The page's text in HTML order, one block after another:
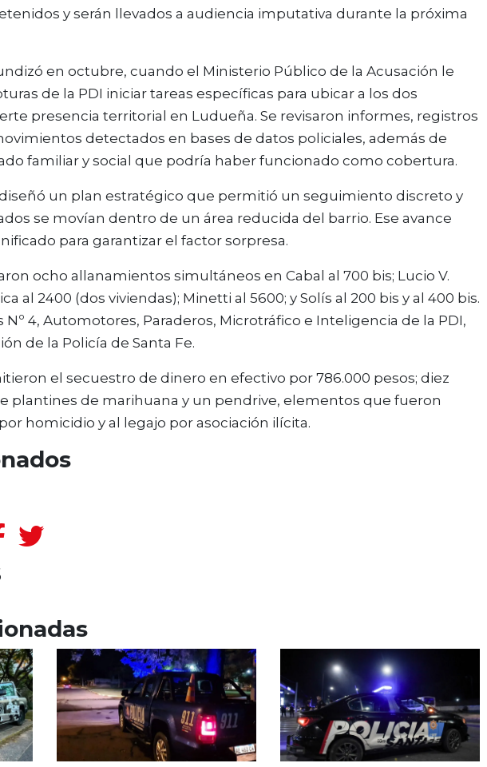
y serán llevados a audiencia imputativa durante la próxima
en octubre, cuando el Ministerio Público de la Acusación le
de la PDI iniciar tareas específicas para ubicar a los dos
presencia territorial en Ludueña. Se revisaron informes, registros
detectados en bases de datos policiales, además de
familiar y social que podría haber funcionado como cobertura.
un plan estratégico que permitió un seguimiento discreto y
se movían dentro de un área reducida del barrio. Ese avance
para garantizar el factor sorpresa.
ocho allanamientos simultáneos en Cabal al 700 bis; Lucio V.
al 2400 (dos viviendas); Minetti al 5600; y Solís al 200 bis y al 400 bis.
4, Automotores, Paraderos, Microtráfico e Inteligencia de la PDI,
de la Policía de Santa Fe.
el secuestro de dinero en efectivo por 786.000 pesos; diez
plantines de marihuana y un pendrive, elementos que fueron
homicidio y al legajo por asociación ilícita.